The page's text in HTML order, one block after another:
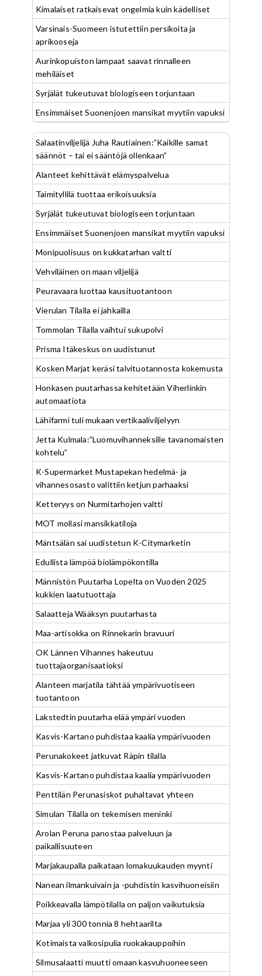
Kimalaiset ratkaisevat ongelmia kuin kädelliset
Varsinais-Suomeen istutettiin persikoita ja
aprikooseja
Aurinkopuiston lampaat saavat rinnalleen
mehiläiset
Syrjälät tukeutuvat biologiseen torjuntaan
Ensimmäiset Suonenjoen mansikat myytiin vapuksi
Salaatinviljelijä Juha Rautiainen:”Kaikille samat
säännöt – tai ei sääntöjä ollenkaan”
Alanteet kehittävät elämyspalvelua
Taimityllilä tuottaa erikoisuuksia
Syrjälät tukeutuvat biologiseen torjuntaan
Ensimmäiset Suonenjoen mansikat myytiin vapuksi
Monipuolisuus on kukkatarhan valtti
Vehviläinen on maan viljelijä
Peuravaara luottaa kausituotantoon
Vierulan Tilalla ei jahkailla
Tommolan Tilalla vaihtui sukupolvi
Prisma Itäkeskus on uudistunut
Kosken Marjat keräsi talvituotannosta kokemusta
Honkasen puutarhassa kehitetään Viherlinkin
automaatiota
Lähifarmi tuli mukaan vertikaaliviljelyyn
Jetta Kulmala:”Luomuvihanneksille tavanomaisten
kohtelu”
K-Supermarket Mustapekan hedelmä- ja
vihannesosasto valittiin ketjun parhaaksi
Ketteryys on Nurmitarhojen valtti
MOT mollasi mansikkatiloja
Mäntsälän sai uudistetun K-Citymarketin
Edullista lämpöä biolämpökontilla
Männistön Puutarha Lopelta on Vuoden 2025
kukkien laatutuottaja
Salaatteja Wääksyn puutarhasta
Maa-artisokka on Rinnekarin bravuuri
OK Lännen Vihannes hakeutuu
tuottajaorganisaatioksi
Alanteen marjatila tähtää ympärivuotiseen
tuotantoon
Lakstedtin puutarha elää ympäri vuoden
Kasvis-Kartano puhdistaa kaalia ympärivuoden
Perunakokeet jatkuvat Räpin tilalla
Kasvis-Kartano puhdistaa kaalia ympärivuoden
Penttilän Perunasiskot puhaltavat yhteen
Simulan Tilalla on tekemisen meninki
Arolan Peruna panostaa palveluun ja
paikallisuuteen
Marjakaupalla paikataan lomakuukauden myynti
Nanean ilmankuivain ja -puhdistin kasvihuoneisiin
Poikkeavalla lämpötilalla on paljon vaikutuksia
Marjaa yli 300 tonnia 8 hehtaarilta
Kotimaista valkosipulia ruokakauppoihin
Silmusalaatti muutti omaan kasvuhuoneeseen